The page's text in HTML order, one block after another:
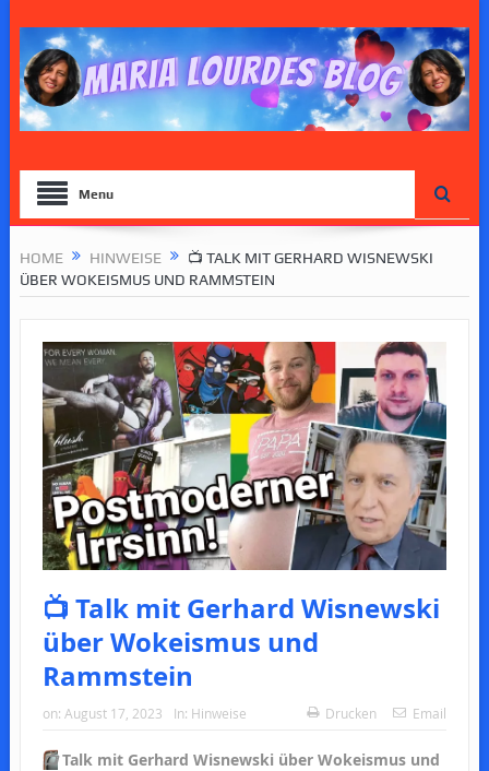
Menu
HOME HINWEISE
📺 TALK MIT GERHARD WISNEWSKI
ÜBER WOKEISMUS UND RAMMSTEIN
📺 Talk mit Gerhard Wisnewski
über Wokeismus und
Rammstein
on: August 17, 2023 In: Hinweise Drucken Email
📺 Talk mit Gerhard Wisnewski über Wokeismus und